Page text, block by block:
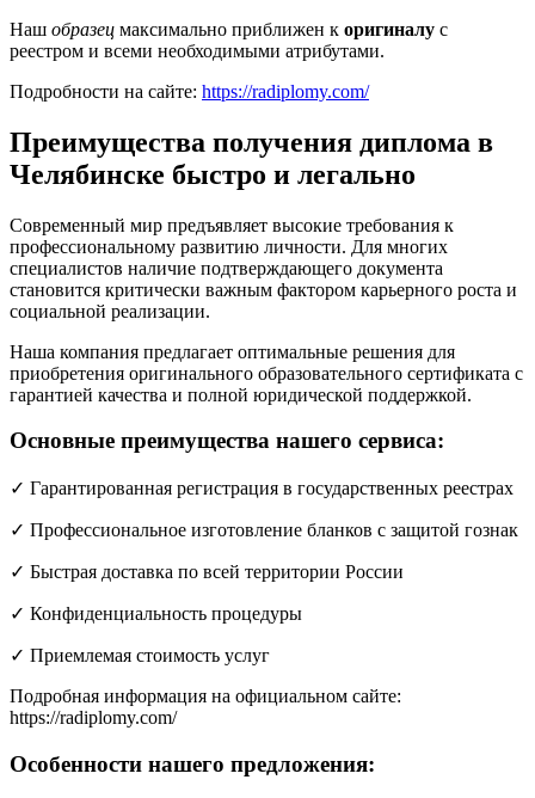
Наш образец максимально приближен к оригиналу с
реестром и всеми необходимыми атрибутами.
Подробности на сайте: https://radiplomy.com/
Преимущества получения диплома в
Челябинске быстро и легально
Современный мир предъявляет высокие требования к
профессиональному развитию личности. Для многих
специалистов наличие подтверждающего документа
становится критически важным фактором карьерного роста и
социальной реализации.
Наша компания предлагает оптимальные решения для
приобретения оригинального образовательного сертификата с
гарантией качества и полной юридической поддержкой.
Основные преимущества нашего сервиса:
✓ Гарантированная регистрация в государственных реестрах
✓ Профессиональное изготовление бланков с защитой гознак
✓ Быстрая доставка по всей территории России
✓ Конфиденциальность процедуры
✓ Приемлемая стоимость услуг
Подробная информация на официальном сайте:
https://radiplomy.com/
Особенности нашего предложения: